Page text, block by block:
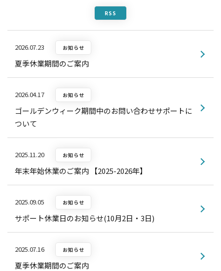
RSS
2026.07.23 お知らせ
夏季休業期間のご案内
2026.04.17 お知らせ
ゴールデンウィーク期間中のお問い合わせサポートに
ついて
2025.11.20 お知らせ
年末年始休業のご案内 【2025-2026年】
2025.09.05 お知らせ
サポート休業日のお知らせ(10月2日・3日)
2025.07.16 お知らせ
夏季休業期間のご案内